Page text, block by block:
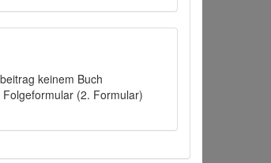
keinem Buch
(2. Formular)